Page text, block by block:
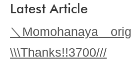
Latest Article
＼Momohanaya
\\\Thanks!!3700///